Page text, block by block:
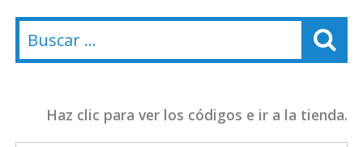
Haz clic para ver los códigos e ir a la tienda.